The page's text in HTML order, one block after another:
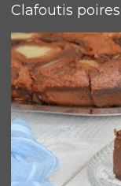
Clafoutis